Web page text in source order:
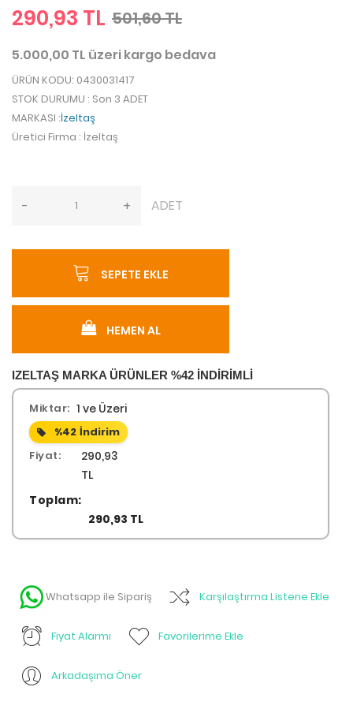
290,93 TL 501,60 TL
5.000,00 TL üzeri kargo bedava
ÜRÜN KODU: 0430031417
STOK DURUMU : Son 3 ADET
MARKASI :İzeltaş
Üretici Firma : İzeltaş
- + ADET
SEPETE EKLE
HEMEN AL
IZELTAŞ MARKA ÜRÜNLER %42 İNDİRİMLİ
Miktar: 1 ve Üzeri
%42 İndirim
Fiyat:
290,93
TL
Toplam:
290,93 TL
Whatsapp ile Sipariş Karşılaştırma Listene Ekle
Fiyat Alarmı Favorilerime Ekle
Arkadaşıma Öner